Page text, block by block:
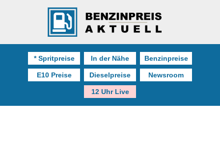
* Spritpreise In der Nähe Benzinpreise
E10 Preise Dieselpreise Newsroom
12 Uhr Live